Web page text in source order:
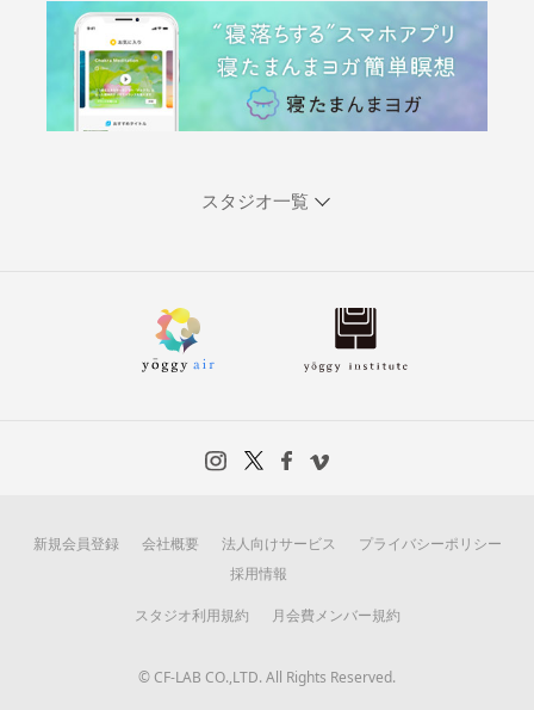
スタジオ一覧
新規会員登録 会社概要 法人向けサービス
プライバシーポリシー
採用情報
スタジオ利用規約 月会費メンバー規約
© CF-LAB CO.,LTD. All Rights Reserved.